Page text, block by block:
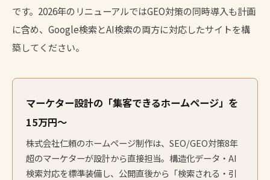
です。2026年のリニューアルではGEO対策の同時導入も計画
に含め、Google検索とAI検索の両方に対応したサイトを構
築してください。
マーケター設計の「集客できるホームページ」を
15万円〜
株式会社仁頼のホームページ制作は、SEO/GEO対策8年
超のマーケターが設計から直接担当。構造化データ・AI
検索対応を標準装備し、公開直後から「検索される・引